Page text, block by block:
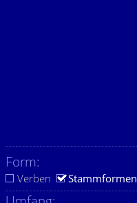
Form:
Verben Stammformen